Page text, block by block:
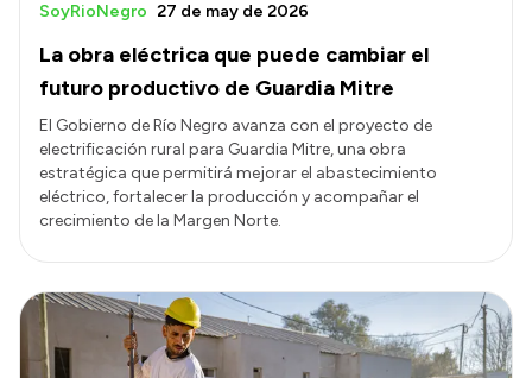
La obra eléctrica que puede cambiar el
futuro productivo de Guardia Mitre
SoyRioNegro 27 de may de 2026
El Gobierno de Río Negro avanza con el proyecto de
electrificación rural para Guardia Mitre, una obra
estratégica que permitirá mejorar el abastecimiento
eléctrico, fortalecer la producción y acompañar el
crecimiento de la Margen Norte.